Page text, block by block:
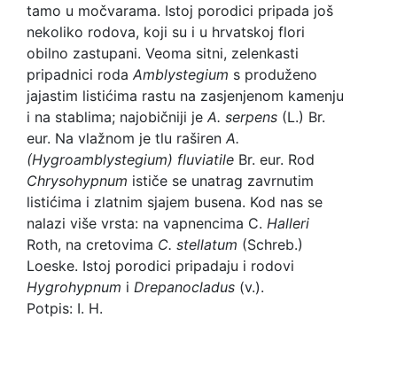
tamo u močvarama. Istoj porodici pripada još
nekoliko rodova, koji su i u hrvatskoj flori
obilno zastupani. Veoma sitni, zelenkasti
pripadnici roda Amblystegium s produženo
jajastim listićima rastu na zasjenjenom kamenju
i na stablima; najobičniji je A. serpens (L.) Br.
eur. Na vlažnom je tlu raširen A.
(Hygroamblystegium) fluviatile Br. eur. Rod
Chrysohypnum ističe se unatrag zavrnutim
listićima i zlatnim sjajem busena. Kod nas se
nalazi više vrsta: na vapnencima C. Halleri
Roth, na cretovima C. stellatum (Schreb.)
Loeske. Istoj porodici pripadaju i rodovi
Hygrohypnum i Drepanocladus (v.).
Potpis: I. H.